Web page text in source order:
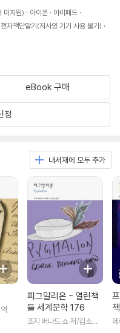
미지원) 아이폰
아이패드
전자책단말기(저사양 기기 사용 불가)
eBook 구매
청
내서재에 모두 추가
피그말리온 - 열린책
들 세계문학 176
조지 버나드 쇼 저/김소임